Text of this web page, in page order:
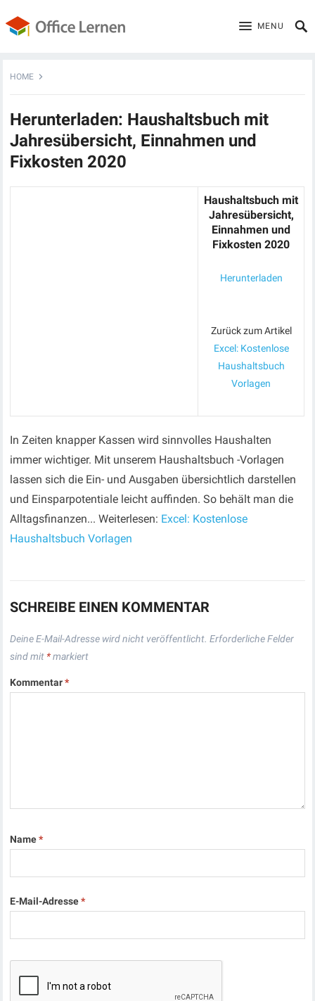
MENU
HOME
Herunterladen: Haushaltsbuch mit
Jahresübersicht, Einnahmen und
Fixkosten 2020
Haushaltsbuch mit
Jahresübersicht,
Einnahmen und
Fixkosten 2020
Herunterladen
Zurück zum Artikel
Excel: Kostenlose
Haushaltsbuch
Vorlagen
In Zeiten knapper Kassen wird sinnvolles Haushalten
immer wichtiger. Mit unserem Haushaltsbuch -Vorlagen
lassen sich die Ein- und Ausgaben übersichtlich darstellen
und Einsparpotentiale leicht auffinden. So behält man die
Alltagsfinanzen... Weiterlesen: Excel: Kostenlose
Haushaltsbuch Vorlagen
SCHREIBE EINEN KOMMENTAR
Deine E-Mail-Adresse wird nicht veröffentlicht. Erforderliche Felder
sind mit *markiert
Kommentar*
Name*
E-Mail-Adresse*